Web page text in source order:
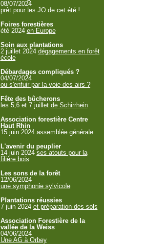
08/07/2024
prêt pour les JO de cet été !
Foires forestières
été 2024 en Europe
Soin aux plantations
2 juillet 2024 dégagements en forêt
école
Débardages compliqués ?
04/07/2024
ou s'enfuir par la voie des airs ?
Fête des bûcherons
les 5,6 et 7 juillet de Schirrhein
Association forestière Centre
Haut Rhin
15 juin 2024 assemblée générale
L'avenir du peuplier
14 juin 2024 ses atouts pour la
filière bois
Les sons de la forêt
12/06/2024
une symphonie sylvicole
Plantations réussies
7 juin 2024 et préparation des sols
Association Forestière de la
vallée de la Weiss
04/06/2024
Une AG à Orbey